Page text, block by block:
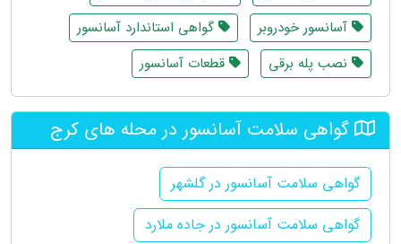
آسانسور خودروبر
گواهی استاندارد آسانسور
نصب پله برقی
قطعات آسانسور
گواهی سلامت آسانسور در محله های کرج
گواهی سلامت آسانسور در گلشهر
گواهی سلامت آسانسور در جاده ملارد